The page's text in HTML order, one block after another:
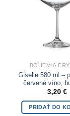
BOHEMIA
Giselle 580 ml –
červené víno,
3,20 €
PRIDAŤ DO